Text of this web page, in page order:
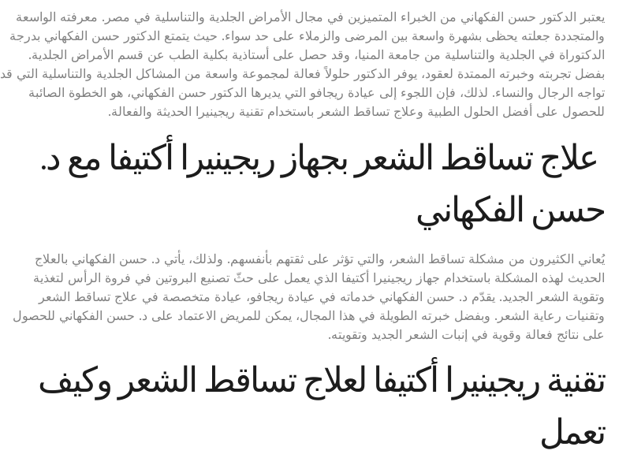
يعتبر الدكتور حسن الفكهاني من الخبراء المتميزين في مجال الأمراض الجلدية والتناسلية في مصر. معرفته الواسعة
والمتجددة جعلته يحظى بشهرة واسعة بين المرضى والزملاء على حد سواء. حيث يتمتع الدكتور حسن الفكهاني بدرجة
الدكتوراة في الجلدية والتناسلية من جامعة المنيا، وقد حصل على أستاذية بكلية الطب عن قسم الأمراض الجلدية.
بفضل تجربته وخبرته الممتدة لعقود، يوفر الدكتور حلولاً فعالة لمجموعة واسعة من المشاكل الجلدية والتناسلية التي قد
تواجه الرجال والنساء. لذلك، فإن اللجوء إلى عيادة ريجافو التي يديرها الدكتور حسن الفكهاني، هو الخطوة الصائبة
للحصول على أفضل الحلول الطبية وعلاج تساقط الشعر باستخدام تقنية ريجينيرا الحديثة والفعالة.
علاج تساقط الشعر بجهاز ريجينيرا أكتيفا مع د.
حسن الفكهاني
يُعاني الكثيرون من مشكلة تساقط الشعر، والتي تؤثر على ثقتهم بأنفسهم. ولذلك، يأتي د. حسن الفكهاني بالعلاج
الحديث لهذه المشكلة باستخدام جهاز ريجينيرا أكتيفا الذي يعمل على حثّ تصنيع البروتين في فروة الرأس لتغذية
وتقوية الشعر الجديد. يقدّم د. حسن الفكهاني خدماته في عيادة ريجافو، عيادة متخصصة في علاج تساقط الشعر
وتقنيات رعاية الشعر. وبفضل خبرته الطويلة في هذا المجال، يمكن للمريض الاعتماد على د. حسن الفكهاني للحصول
على نتائج فعالة وقوية في إنبات الشعر الجديد وتقويته.
تقنية ريجينيرا أكتيفا لعلاج تساقط الشعر وكيف
تعمل